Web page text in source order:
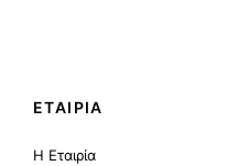
ΕΤΑΙΡΙΑ
Η Εταιρία